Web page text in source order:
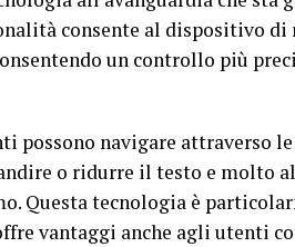
consente al dispositivo di
un controllo più
possono navigare attraverso
o ridurre il testo e molto
Questa tecnologia è
vantaggi anche agli utenti